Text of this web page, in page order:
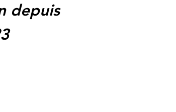
depuis